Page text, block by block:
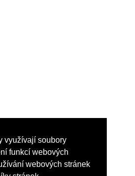
využívají soubory
funkcí webových
webových stránek